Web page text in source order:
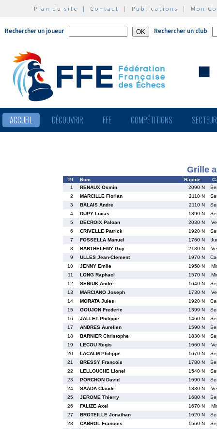
Plan du site | Contact | Publications | Mon
Rechercher un joueur Rechercher un club
ACCUEIL DÉCOUVRIR FFE COMPÉTITIONS
Grille
Pl Nom Rapide
1
RENAUX Osmin 2090 N
2
MARCILLE Florian 2110 N
3
BALAIS Andre 2110 N
4
DUPY Lucas 1890 N
5
DECROIX Paloan 2030 N
6
CRIVELLE Patrick 1920 N
7
FOSSELLA Manuel 1760 N
8
BARTHELEMY Guy 2180 N
9
ULLES Jean-Clement 1970 N
10
JENNY Emile 1950 N
11
LONG Raphael 1570 N
12
SENIUK Andre 1640 N
13
MARCIANO Joseph 1730 N
14
MORATA Jules 1920 N
15
GOUJON Frederic 1399 N
16
JALLET Philippe 1460 N
17
ANDRES Aurelien 1590 N
18
BARNIER Christophe 1830 N
19
LECOU Regis 1660 N
20
LACALM Philippe 1670 N
21
BRESSY Francois 1780 N
22
LELLOUCHE Lionel 1540 N
23
PORCHON David 1690 N
24
SAADA Claude 1830 N
25
JEROME Thierry 1680 N
26
FALIZE Axel 1670 N
27
BROTEILLE Jonathan 1620 N
28
CABROL Francois 1560 N